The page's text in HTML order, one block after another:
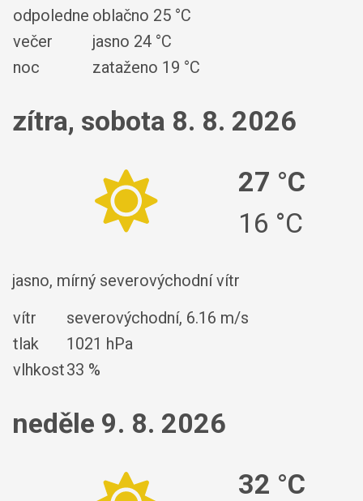
odpoledne oblačno 25 °C
večer
jasno 24 °C
noc
zataženo 19 °C
zítra, sobota 8. 8. 2026
27 °C
16 °C
jasno, mírný severovýchodní vítr
vítr
severovýchodní, 6.16 m/s
tlak
1021 hPa
vlhkost33 %
neděle 9. 8. 2026
32 °C